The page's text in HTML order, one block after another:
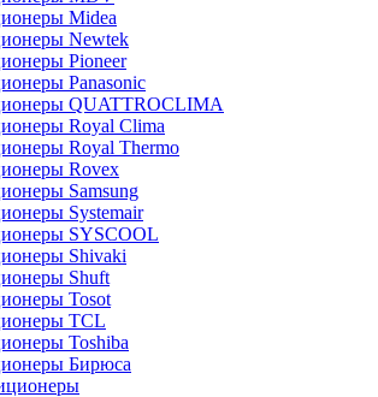
Midea
Newtek
Pioneer
Panasonic
QUATTROCLIMA
Royal Clima
Royal Thermo
Rovex
Samsung
Systemair
SYSCOOL
Shivaki
Shuft
Tosot
TCL
Toshiba
Бирюса